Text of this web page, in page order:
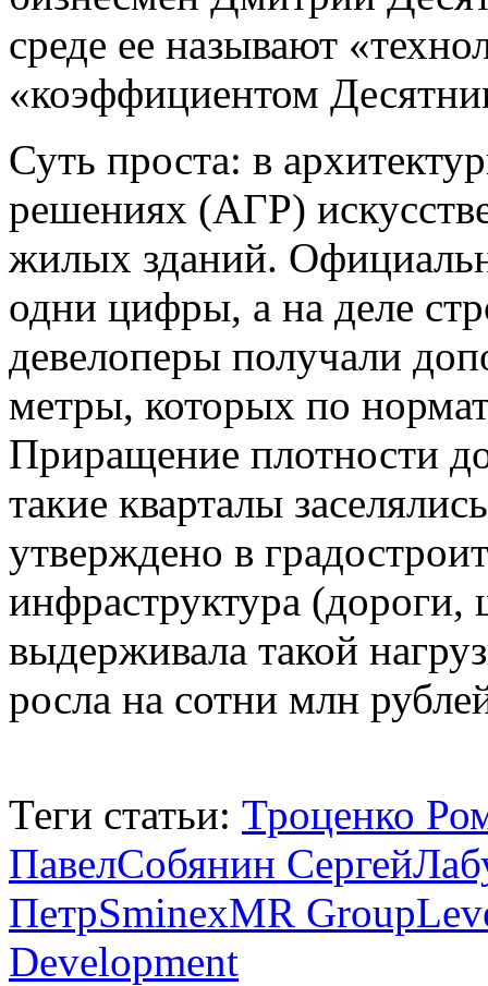
среде ее называют
«коэффициентом
Суть проста: в
решениях (АГР)
жилых зданий.
одни цифры, а на деле
девелоперы получали
метры, которых по
Приращение плотности
такие кварталы
утверждено в
инфраструктура
выдерживала такой
росла на сотни млн
Теги статьи: Троценко
ПавелСобянин Сергей
ПетрSminexMR Group
Development